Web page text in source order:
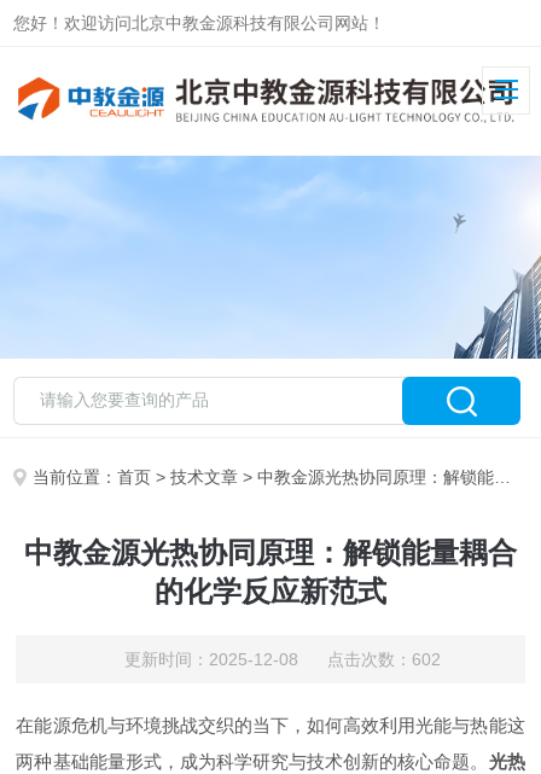
您好！欢迎访问北京中教金源科技有限公司网站！
当前位置：首页 >技术文章 > 中教金源光热协同原理：解锁能量耦合的化学反应新范式
中教金源光热协同原理：解锁能量耦合
的化学反应新范式
更新时间：2025-12-08 点击次数：602
在能源危机与环境挑战交织的当下，如何高效利用光能与热能这
两种基础能量形式，成为科学研究与技术创新的核心命题。 光热